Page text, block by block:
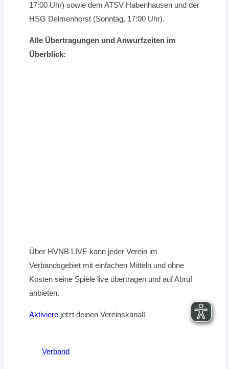
17:00 Uhr) sowie dem ATSV Habenhausen und der
HSG Delmenhorst (Sonntag, 17:00 Uhr).
Alle Übertragungen und Anwurfzeiten im
Überblick:
Über HVNB LIVE kann jeder Verein im
Verbandsgebiet mit einfachen Mitteln und ohne
Kosten seine Spiele live übertragen und auf Abruf
anbieten.
Aktiviere jetzt deinen Vereinskanal!
Verband